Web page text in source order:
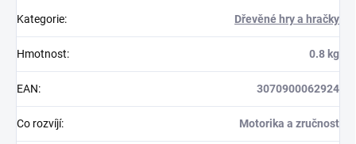
Kategorie: Dřevěné hry a hračky
Hmotnost: 0.8 kg
EAN: 3070900062924
Co rozvíjí: Motorika a zručnost